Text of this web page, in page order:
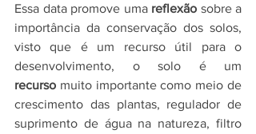
Essa data promove uma reflexão sobre a
importância da conservação dos solos,
visto que é um recurso útil para o
recurso muito importante como meio de
crescimento das plantas, regulador de
suprimento de água na natureza, filtro